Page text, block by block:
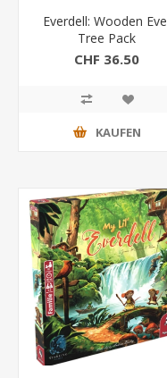
Everdell: Wooden
Tree Pack
CHF 36.50
KAUFEN